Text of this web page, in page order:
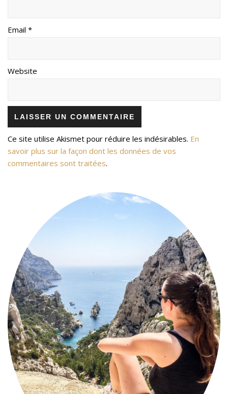
Email *
Website
Ce site utilise Akismet pour réduire les indésirables. En
savoir plus sur la façon dont les données de vos
commentaires sont traitées.